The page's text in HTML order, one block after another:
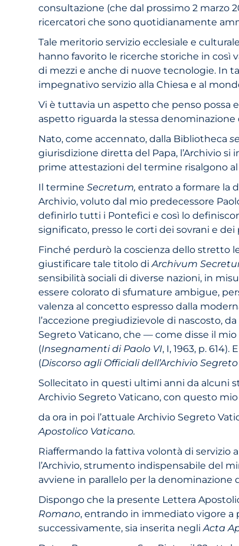
consultazione (che dal prossimo 2 marzo
ricercatori che sono quotidianamente
Tale meritorio servizio ecclesiale e
hanno favorito le ricerche storiche in così
di mezzi e anche di nuove tecnologie. In
impegnativo servizio alla Chiesa e al
Vi è tuttavia un aspetto che penso possa
aspetto riguarda la stessa denominazione
Nato, come accennato, dalla Bibliotheca
giurisdizione diretta del Papa, l’Archivio
prime attestazioni del termine risalgono al
Il termine Secretum, entrato a formare la
Archivio, voluto dal mio predecessore
definirlo tutti i Pontefici e così lo
significato, presso le corti dei sovrani e
Finché perdurò la coscienza dello stretto
giustificare tale titolo di Archivum
sensibilità sociali di diverse nazioni, in
essere colorato di sfumature ambigue,
valenza al concetto espresso dalla
l’accezione pregiudizievole di nascosto,
Segreto Vaticano, che — come disse il
(Insegnamenti di Paolo VI, I, 1963, p.
(Discorso agli Officiali dell’Archivio
Sollecitato in questi ultimi anni da alcuni
Archivio Segreto Vaticano, con questo
da ora in poi l’attuale Archivio Segreto
Apostolico Vaticano.
Riaffermando la fattiva volontà di servizio
l’Archivio, strumento indispensabile del
avviene in parallelo per la denominazione
Dispongo che la presente Lettera
Romano, entrando in immediato vigore a
successivamente, sia inserita negli Acta